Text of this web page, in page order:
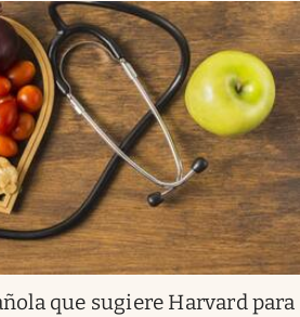
que sugiere Harvard para